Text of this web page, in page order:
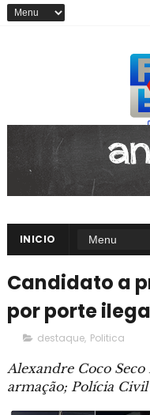
INICIO
Candidato a
por porte
destaque, Politica
Alexandre Coco Seco
armação; Polícia